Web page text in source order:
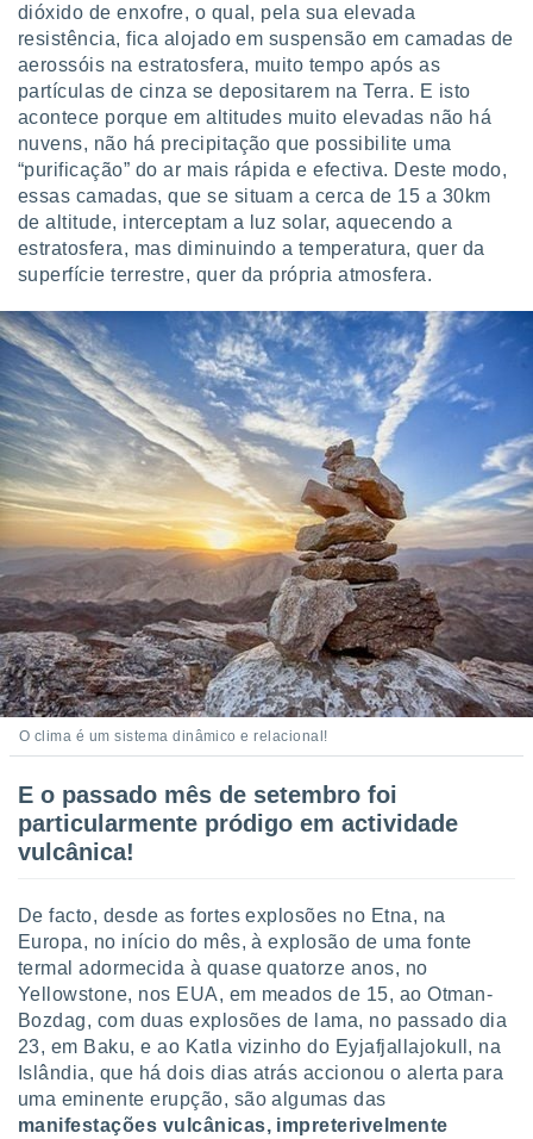
se
tal,
seu
ou opor-
em “
na
o
de
ou aceder
num
para
utilizar
criar
da
medir o
dos
de
ou
de dados
fontes,
e melhorar
dados
dióxido de enxofre, o qual, pela sua elevada
resistência, fica alojado em suspensão em camadas de
aerossóis na estratosfera, muito tempo após as
partículas de cinza se depositarem na Terra. E isto
acontece porque em altitudes muito elevadas não há
nuvens, não há precipitação que possibilite uma
“purificação” do ar mais rápida e efectiva. Deste modo,
essas camadas, que se situam a cerca de 15 a 30km
de altitude, interceptam a luz solar, aquecendo a
estratosfera, mas diminuindo a temperatura, quer da
superfície terrestre, quer da própria atmosfera.
O clima é um sistema dinâmico e relacional!
E o passado mês de setembro foi
particularmente pródigo em actividade
vulcânica!
De facto, desde as fortes explosões no Etna, na
Europa, no início do mês, à explosão de uma fonte
termal adormecida à quase quatorze anos, no
Yellowstone, nos EUA, em meados de 15, ao Otman-
Bozdag, com duas explosões de lama, no passado dia
23, em Baku, e ao Katla vizinho do Eyjafjallajokull, na
Islândia, que há dois dias atrás accionou o alerta para
uma eminente erupção, são algumas das
manifestações vulcânicas, impreterivelmente